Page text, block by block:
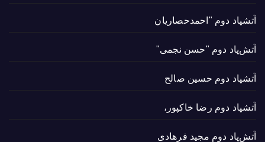
آتشپاد دوم "احمدحصاریان
آتش‌پاد دوم "حسن نجمی"
آتشپاد دوم حسین صالح
آتشپاد دوم رضا خاکپور،
آتش‌پاد دوم مجید فرهادی